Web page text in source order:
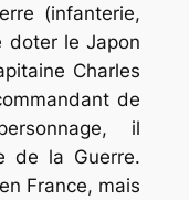
(infanterie,
doter le Japon
Charles
de
il
de la Guerre.
France, mais